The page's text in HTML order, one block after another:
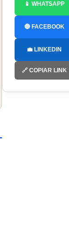
📱 WHATSAPP
🔵 FACEBOOK
💼 LINKEDIN
🔗 COPIAR LINK